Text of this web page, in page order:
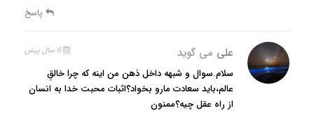
پاسخ
علی می گوید 6 سال پیش
سلام.سوال و شبهه داخل ذهن من اینه که چرا خالقِ
عالم،باید سعادت مارو بخواد؟اثبات محبت خدا به انسان
از راه عقل چیه؟ممنون